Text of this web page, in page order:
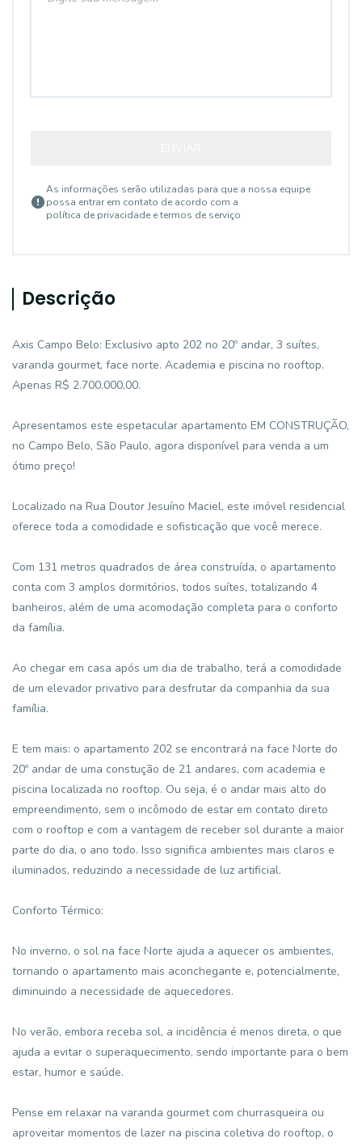
As informações serão utilizadas para que a nossa equipe
possa entrar em contato de acordo com a
política de privacidade e termos de serviço
Descrição
Axis Campo Belo: Exclusivo apto 202 no 20º andar, 3 suítes,
varanda gourmet, face norte. Academia e piscina no rooftop.
Apenas R$ 2.700.000,00.
Apresentamos este espetacular apartamento EM CONSTRUÇÃO,
no Campo Belo, São Paulo, agora disponível para venda a um
ótimo preço!
Localizado na Rua Doutor Jesuíno Maciel, este imóvel residencial
oferece toda a comodidade e sofisticação que você merece.
Com 131 metros quadrados de área construída, o apartamento
conta com 3 amplos dormitórios, todos suítes, totalizando 4
banheiros, além de uma acomodação completa para o conforto
da família.
Ao chegar em casa após um dia de trabalho, terá a comodidade
de um elevador privativo para desfrutar da companhia da sua
família.
E tem mais: o apartamento 202 se encontrará na face Norte do
20º andar de uma constução de 21 andares, com academia e
piscina localizada no rooftop. Ou seja, é o andar mais alto do
empreendimento, sem o incômodo de estar em contato direto
com o rooftop e com a vantagem de receber sol durante a maior
parte do dia, o ano todo. Isso significa ambientes mais claros e
iluminados, reduzindo a necessidade de luz artificial.
Conforto Térmico:
No inverno, o sol na face Norte ajuda a aquecer os ambientes,
tornando o apartamento mais aconchegante e, potencialmente,
diminuindo a necessidade de aquecedores.
No verão, embora receba sol, a incidência é menos direta, o que
ajuda a evitar o superaquecimento, sendo importante para o bem
estar, humor e saúde.
Pense em relaxar na varanda gourmet com churrasqueira ou
aproveitar momentos de lazer na piscina coletiva do rooftop, o